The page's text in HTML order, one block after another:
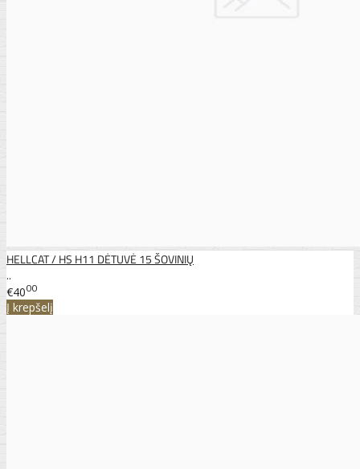
HELLCAT / HS H11 DĖTUVĖ 15 ŠOVINIŲ
..
€4000
Į krepšelį